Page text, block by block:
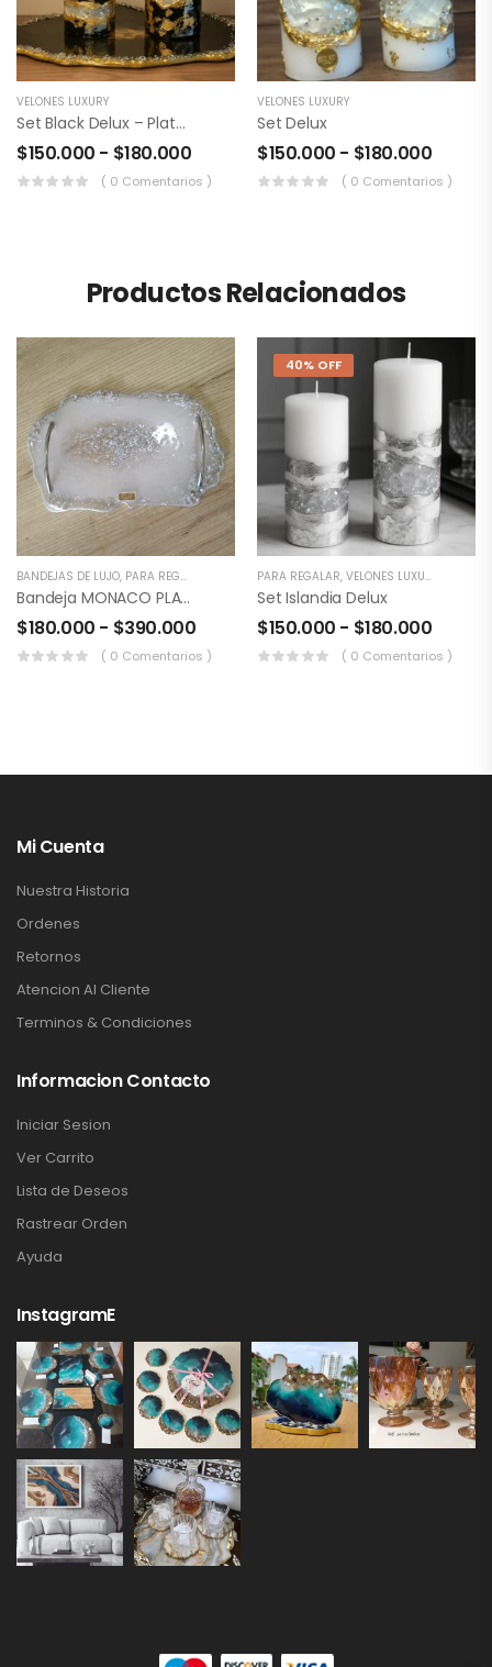
VELONES LUXURY
Set Black Delux – Plata Y Oro
$150.000 - $180.000
( 0 Comentarios )
VELONES LUXURY
Set Delux
$150.000 - $180.000
( 0 Comentarios )
Productos Relacionados
BANDEJAS DE LUJO, PARA REGALAR
Bandeja MONACO PLATA
$180.000 - $390.000
( 0 Comentarios )
40% OFF
PARA REGALAR, VELONES LUXURY
Set Islandia Delux
$150.000 - $180.000
( 0 Comentarios )
Mi Cuenta
Nuestra Historia
Ordenes
Retornos
Atencion Al Cliente
Terminos & Condiciones
Informacion Contacto
Iniciar Sesion
Ver Carrito
Lista de Deseos
Rastrear Orden
Ayuda
InstagramE